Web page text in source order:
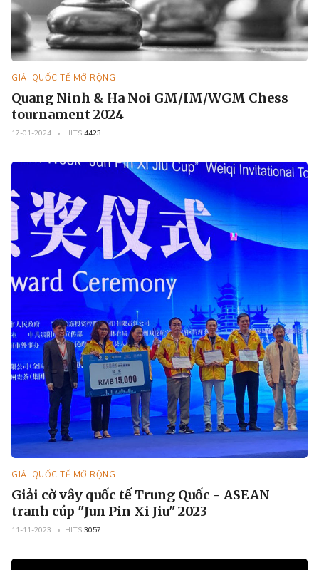
GIẢI QUỐC TẾ MỞ RỘNG
Quang Ninh & Ha Noi GM/IM/WGM Chess
tournament 2024
17-01-2024 HITS 4423
GIẢI QUỐC TẾ MỞ RỘNG
Giải cờ vây quốc tế Trung Quốc - ASEAN
tranh cúp "Jun Pin Xi Jiu" 2023
11-11-2023 HITS 3057